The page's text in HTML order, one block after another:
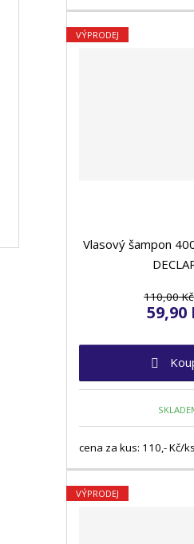
VÝPRODEJ
Vlasový šampon
110,00
59,90
cena za kus: 110,- Kč/
VÝPRODEJ